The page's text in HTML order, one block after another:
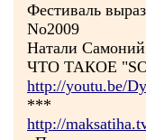
Фестиваль
No2009
Натали Самоний
ЧТО ТАКОЕ
http://youtu.be/
***
http://